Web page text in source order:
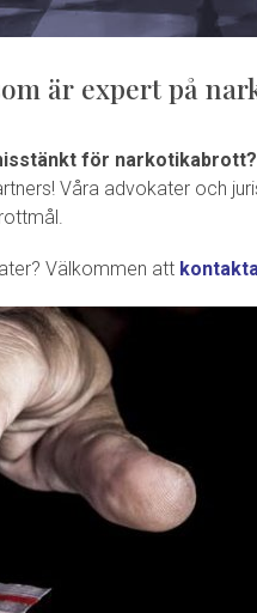
är expert på
för narkotikabrott?
Våra advokater och
Välkommen att